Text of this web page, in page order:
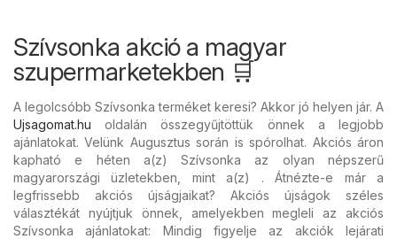
Szívsonka akció a magyar
szupermarketekben 🛒
A legolcsóbb Szívsonka terméket keresi? Akkor jó helyen jár. A
Ujsagomat.hu oldalán összegyűjtöttük önnek a legjobb
ajánlatokat. Velünk Augusztus során is spórolhat. Akciós áron
kapható e héten a(z) Szívsonka az olyan népszerű
magyarországi üzletekben, mint a(z) . Átnézte-e már a
legfrissebb akciós újságjaikat? Akciós újságok széles
választékát nyújtjuk önnek, amelyekben megleli az akciós
Szívsonka ajánlatokat: Mindig figyelje az akciók lejárati